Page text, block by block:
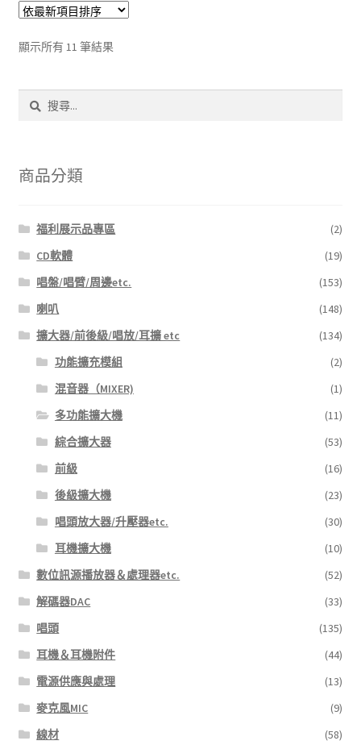
顯示所有 11 筆結果依
字:
商品分類
福利展示品專區
(2)
CD軟體
(19)
唱盤/唱臂/周邊etc.
(153)
喇叭
(148)
擴大器/前後級/唱放/耳擴 etc
(134)
功能擴充模組
(2)
混音器（MIXER)
(1)
多功能擴大機
(11)
綜合擴大器
(53)
前級
(16)
後級擴大機
(23)
唱頭放大器/升壓器etc.
(30)
耳機擴大機
(10)
數位訊源播放器＆處理器etc.
(52)
解碼器DAC
(33)
唱頭
(135)
耳機＆耳機附件
(44)
電源供應與處理
(13)
麥克風MIC
(9)
線材
(58)